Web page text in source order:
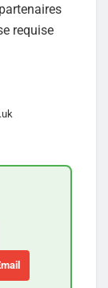
requise